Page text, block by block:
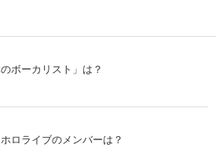
ボーカリスト」は？
ロライブのメンバーは？